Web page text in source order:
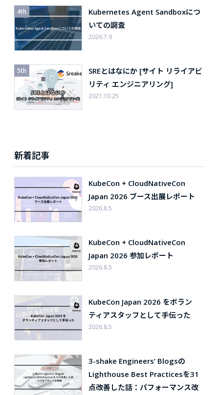
Kubernetes Agent Sandboxにつ
いての調査
2026.7.9
SREとはなにか [サイト リライアビ
リティ エンジニアリング]
2021.10.25
新着記事
KubeCon + CloudNativeCon
Japan 2026 ブース出展レポート
2026.8.5
KubeCon + CloudNativeCon
Japan 2026 参加レポート
2026.8.5
KubeCon Japan 2026 をボラン
ティアスタッフとして手伝った
2026.8.5
3-shake Engineers’ Blogsの
Lighthouse Best Practicesを31
点改善した話：パフォーマンス改